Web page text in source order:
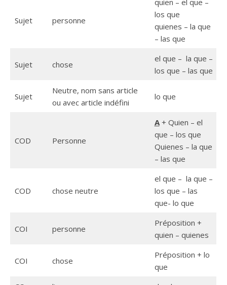
Sujet personne
los que
quienes – la que
– las que
Sujet chose
el que – la que –
los que – las que
Sujet
Neutre, nom sans article
ou avec article indéfini
lo que
COD Personne
A+ Quien – el
que – los que
Quienes – la que
– las que
COD chose neutre
el que – la que –
los que – las
que- lo que
COI personne
Préposition +
quien – quienes
COI chose
Préposition + lo
que